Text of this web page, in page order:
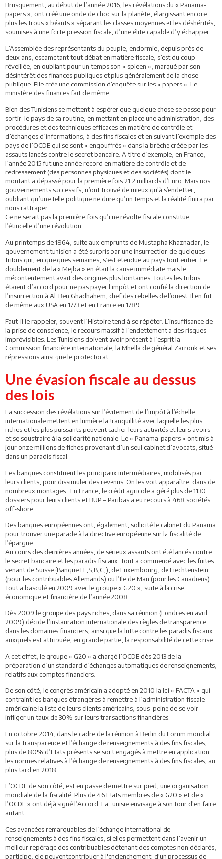
Brusquement, au début de l’année 2016, les révélations du « Panama-
papers », ont créé une onde de choc sur la planète, élargissant encore
plus les trous « béants » séparant les classes moyennes et les déshérités,
soumises à une forte pression fiscale, d’une élite capable d’y échapper.
L’Assemblée des représentants du peuple, endormie, depuis près de
deux ans, escamotant tout débat en matière fiscale, s’est du coup
réveillée, en oubliant pour un temps son « spleen », marqué par son
désintérêt des finances publiques et plus généralement de la chose
publique. Elle crée une commission d’enquête sur les « papers ». Le
ministère des finances fait de même.
Bien des Tunisiens se mettent à espérer que quelque chose se passe pour
sortir le pays de sa routine, en mettant en place une administration, des
procédures et des techniques efficaces en matière de contrôle et
d’échanges d’informations, à des fins fiscales et en suivant l’exemple des
pays de l’OCDE qui se sont « engouffrés » dans la brèche créée par les
assauts lancés contre le secret bancaire. A titre d’exemple, en France,
l’année 2015 fut une année record en matière de contrôle et de
redressement (des personnes physiques et des sociétés) dont le
montant a dépassé pour la première fois 21.2 milliards d’Euro. Mais nos
gouvernements successifs, n’ont trouvé de mieux qu'à s’endetter,
oubliant qu’une telle politique ne dure qu’un temps et la réalité finira par
nous rattraper.
Ce ne serait pas la première fois qu’une révolte fiscale constitue
l’étincelle d’une révolution.
Au printemps de 1864, suite aux emprunts de Mustapha Khaznadar, le
gouvernement tunisien a été surpris par une insurrection de quelques
tribus qui, en quelques semaines, s’est étendue au pays tout entier. Le
doublement de la « Mejba » en était la cause immédiate mais le
mécontentement avait des origines plus lointaines. Toutes les tribus
étaient d’accord pour ne pas payer l’impôt et ont confié la direction de
l’insurrection à Ali Ben Ghadhahem, chef des rebelles de l’ouest. Il en fut
de même aux USA en 1773 et en France en 1789.
Faut-il le rappeler, souvent l’Histoire tend à se répéter. L’insuffisance de
la prise de conscience, le recours massif à l’endettement a des risques
imprévisibles. Les Tunisiens doivent avoir présent à l’esprit la
Commission financière internationale, la Mhella de général Zarrouk et ses
répressions ainsi que le protectorat.
Une évasion fiscale au dessus
des lois
La succession des révélations sur l’évitement de l’impôt à l’échelle
internationale mettent en lumière la tranquillité avec laquelle les plus
riches et les plus puissants peuvent cacher leurs activités et leurs avoirs
et se soustraire à la solidarité nationale. Le « Panama-papers » ont mis à
jour onze millions de fiches provenant d’un seul cabinet d’avocats, situé
dans un paradis fiscal.
Les banques constituent les principaux intermédiaires, mobilisés par
leurs clients, pour dissimuler des revenus. On les voit apparaître dans de
nombreux montages. En France, le crédit agricole a géré plus de 1130
dossiers pour leurs clients et BUP – Paribas a eu recours à 468 sociétés
off-shore.
Des banques européennes ont, également, sollicité le cabinet du Panama
pour trouver une parade à la directive européenne sur la fiscalité de
l’épargne.
Au cours des dernières années, de sérieux assauts ont été lancés contre
le secret bancaire et les paradis fiscaux. Tout a commencé avec les fuites
venant de Suisse (Banque H ,S,B,C,), de Luxembourg, de Liechtenstein
(pour les contribuables Allemands) ou l’Ile de Man (pour les Canadiens).
Tout a basculé en 2009 avec le groupe « G20 », suite à la crise
économique et financière de l’année 2008.
Dès 2009 le groupe des pays riches, dans sa réunion (Londres en avril
2009) décide l’instauration internationale des règles de transparence
dans les domaines financiers, ainsi que la lutte contre les paradis fiscaux
auxquels est attribuée, en grande partie, la responsabilité de cette crise.
A cet effet, le groupe « G20 » a chargé l’OCDE dès 2013 de la
préparation d’un standard d’échanges automatiques de renseignements,
relatifs aux comptes financiers.
De son côté, le congrès américain a adopté en 2010 la loi « FACTA » qui
contraint les banques étrangères à remettre à l’administration fiscale
américaine la liste de leurs clients américains, sous peine de se voir
infliger un taux de 30% sur leurs transactions financières.
En octobre 2014, dans le cadre de la réunion à Berlin du Forum mondial
sur la transparence et l’échange de renseignements à des fins fiscales,
plus de 80% d’Etats présents se sont engagés à mettre en application
les normes relatives à l’échange de renseignements à des fins fiscales, au
plus tard en 2018.
L’OCDE de son côté, est en passe de mettre sur pied, une organisation
mondiale de la fiscalité. Plus de 46 Etats membres de « G20 » et de «
l’OCDE » ont déjà signé l’Accord. La Tunisie envisage à son tour d'en faire
autant.
Ces avancées remarquables de l’échange international de
renseignements à des fins fiscales, si elles permettent dans l’avenir un
meilleur repérage des contribuables détenant des comptes non déclarés,
participe, ele peuventcontribuer à l'enclenchement d'un processus de